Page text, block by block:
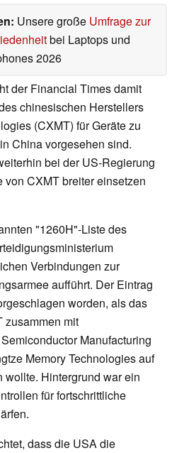
Unsere große Umfrage zur
bei Laptops und
2026
der Financial Times damit
chinesischen Herstellers
(CXMT) für Geräte zu
China vorgesehen sind.
bei der US-Regierung
CXMT breiter einsetzen
"1260H"-Liste des
Verbindungen zur
aufführt. Der Eintrag
worden, als das
zusammen mit
Manufacturing
Memory Technologies auf
Hintergrund war ein
für fortschrittliche
dass die USA die